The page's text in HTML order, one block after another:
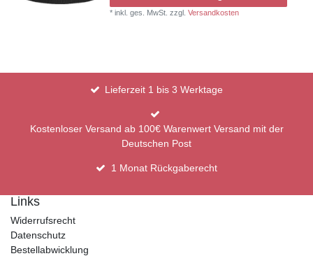
*inkl. ges. MwSt. zzgl.Versandkosten
Lieferzeit 1 bis 3 Werktage
Kostenloser Versand ab 100€ Warenwert Versand mit der
Deutschen Post
1 Monat Rückgaberecht
Links
Widerrufsrecht
Datenschutz
Bestellabwicklung